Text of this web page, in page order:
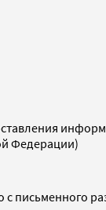
Федерации)
письменного